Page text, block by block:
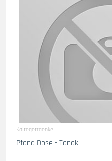
Kaltegetraenke
Pfand Dose - Tanak